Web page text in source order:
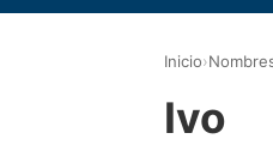
Inicio›
Ivo